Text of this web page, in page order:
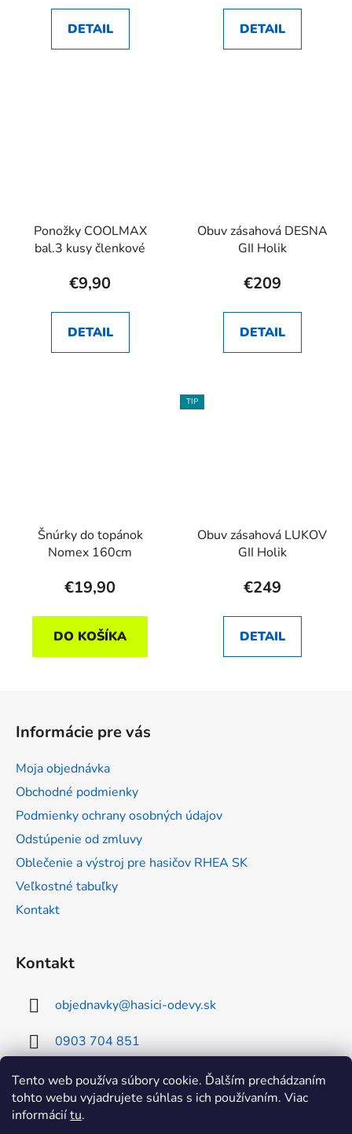
Tento web používa súbory cookie. Ďalším prechádzaním
tohto webu vyjadrujete súhlas s ich používaním. Viac
informáciítu.
DETAIL DETAIL
Ponožky COOLMAX
bal.3 kusy členkové
€9,90
DETAIL
Obuv zásahová DESNA
GII Holik
€209
DETAIL
Šnúrky do topánok
Nomex 160cm
€19,90
DO KOŠÍKA
TIP
Obuv zásahová LUKOV
GII Holik
€249
DETAIL
Informácie pre vás
Moja objednávka
Obchodné podmienky
Podmienky ochrany osobných údajov
Odstúpenie od zmluvy
Oblečenie a výstroj pre hasičov RHEA SK
Veľkostné tabuľky
Kontakt
Kontakt
objednavky@hasici-odevy.sk
0903 704 851
0902 856 674